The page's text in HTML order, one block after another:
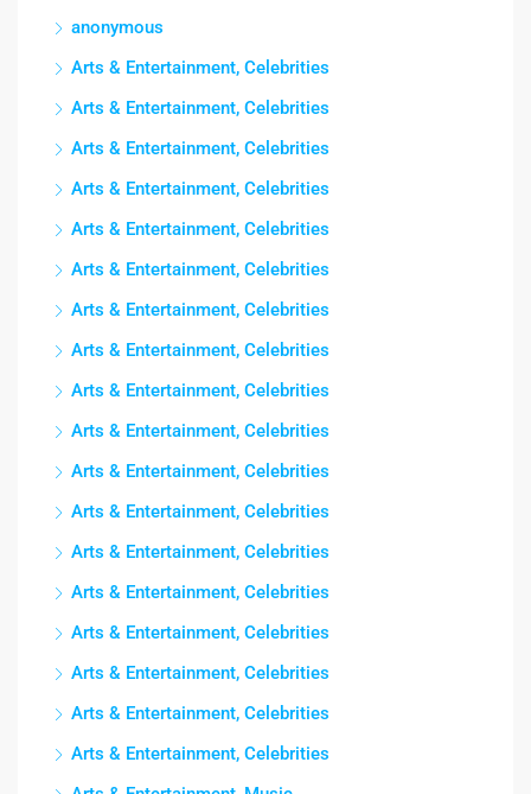
anonymous
Arts & Entertainment, Celebrities
Arts & Entertainment, Celebrities
Arts & Entertainment, Celebrities
Arts & Entertainment, Celebrities
Arts & Entertainment, Celebrities
Arts & Entertainment, Celebrities
Arts & Entertainment, Celebrities
Arts & Entertainment, Celebrities
Arts & Entertainment, Celebrities
Arts & Entertainment, Celebrities
Arts & Entertainment, Celebrities
Arts & Entertainment, Celebrities
Arts & Entertainment, Celebrities
Arts & Entertainment, Celebrities
Arts & Entertainment, Celebrities
Arts & Entertainment, Celebrities
Arts & Entertainment, Celebrities
Arts & Entertainment, Celebrities